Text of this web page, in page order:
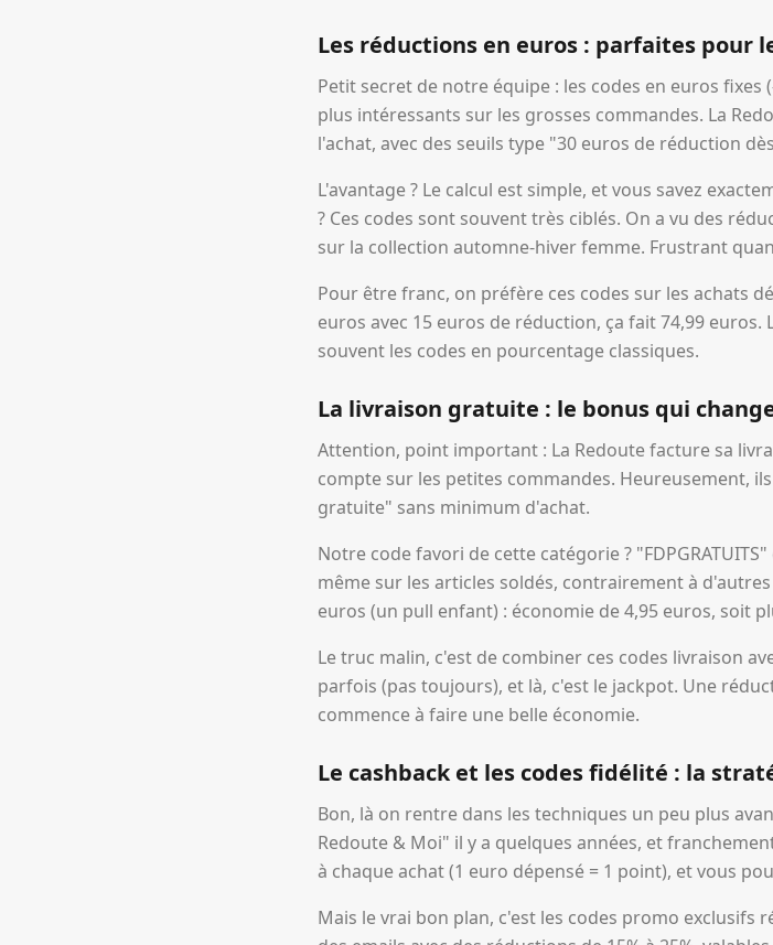
Les réductions en euros : parfaites pour
Petit secret de notre équipe : les codes en euros
plus intéressants sur les grosses commandes. La
l'achat, avec des seuils type "30 euros de réduction
L'avantage ? Le calcul est simple, et vous savez
? Ces codes sont souvent très ciblés. On a vu des
sur la collection automne-hiver femme. Frustrant
Pour être franc, on préfère ces codes sur les achats
euros avec 15 euros de réduction, ça fait 74,99
souvent les codes en pourcentage classiques.
La livraison gratuite : le bonus qui
Attention, point important : La Redoute facture sa
compte sur les petites commandes. Heureusement,
gratuite" sans minimum d'achat.
Notre code favori de cette catégorie ?
même sur les articles soldés, contrairement à
euros (un pull enfant) : économie de 4,95 euros, soit
Le truc malin, c'est de combiner ces codes livraison
parfois (pas toujours), et là, c'est le jackpot. Une
commence à faire une belle économie.
Le cashback et les codes fidélité : la
Bon, là on rentre dans les techniques un peu plus
Redoute & Moi" il y a quelques années, et
à chaque achat (1 euro dépensé = 1 point), et vous
Mais le vrai bon plan, c'est les codes promo